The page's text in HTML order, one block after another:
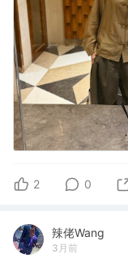
2 0
辣佬Wang
3月前